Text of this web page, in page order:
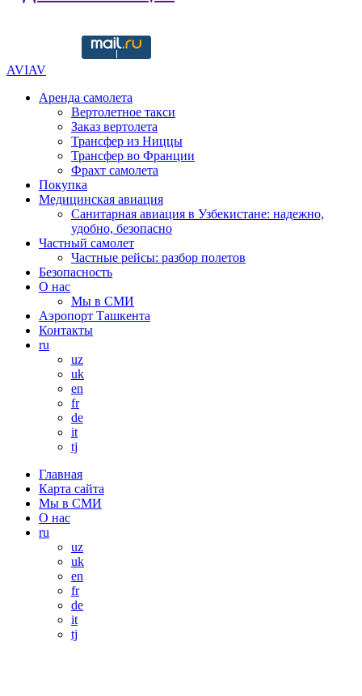
AVIAV
Аренда самолета
Вертолетное такси
Заказ вертолета
Трансфер из Ниццы
Трансфер во Франции
Фрахт самолета
Покупка
Медицинская авиация
Санитарная авиация в Узбекистане: надежно,
удобно, безопасно
Частный самолет
Частные рейсы: разбор полетов
Безопасность
О нас
Мы в СМИ
Аэропорт Ташкента
Контакты
ru
uz
uk
en
fr
de
it
tj
Главная
Карта сайта
Мы в СМИ
О нас
ru
uz
uk
en
fr
de
it
tj